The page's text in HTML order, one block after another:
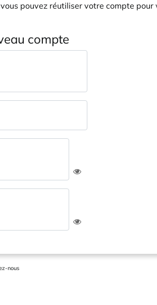
pouvez réutiliser votre compte pour
compte
nous